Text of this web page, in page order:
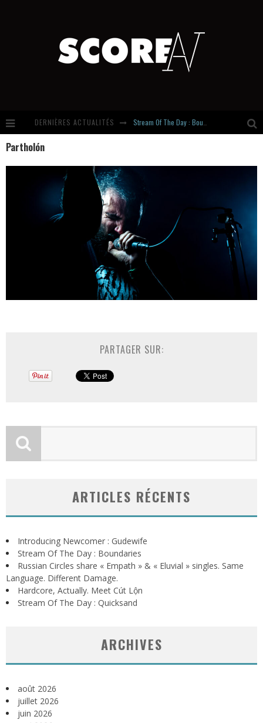
DERNIÈRES ACTUALITÉS
Hardcore, Actually. Meet Cút Lộn
Partholón
PARTAGER SUR:
ARTICLES RÉCENTS
Introducing Newcomer : Gudewife
Stream Of The Day : Boundaries
Russian Circles share « Empath » & « Eluvial » singles. Same
Language. Different Damage.
Hardcore, Actually. Meet Cút Lộn
Stream Of The Day : Quicksand
ARCHIVES
août 2026
juillet 2026
juin 2026